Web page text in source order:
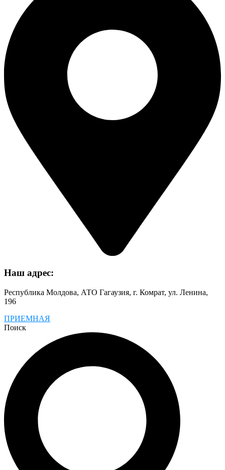
Наш адрес:
Республика Молдова, АТО Гагаузия, г. Комрат, ул. Ленина,
196
ПРИЕМНАЯ
Поиск